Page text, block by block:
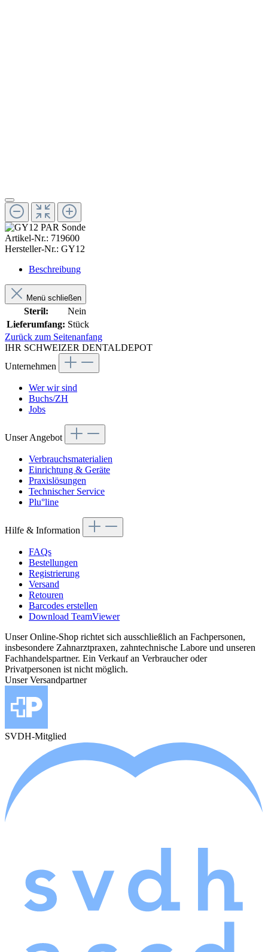
Artikel-Nr.: 719600
Hersteller-Nr.: GY12
Beschreibung
Menü schließen
Steril:
Nein
Lieferumfang: Stück
Zurück zum Seitenanfang
IHR SCHWEIZER DENTALDEPOT
Unternehmen
Wer wir sind
Buchs/ZH
Jobs
Unser Angebot
Verbrauchsmaterialien
Einrichtung & Geräte
Praxislösungen
Technischer Service
Plu°line
Hilfe & Information
FAQs
Bestellungen
Registrierung
Versand
Retouren
Barcodes erstellen
Download TeamViewer
Unser Online-Shop richtet sich ausschließlich an Fachpersonen,
insbesondere Zahnarztpraxen, zahntechnische Labore und unseren
Fachhandelspartner. Ein Verkauf an Verbraucher oder
Privatpersonen ist nicht möglich.
Unser Versandpartner
SVDH-Mitglied